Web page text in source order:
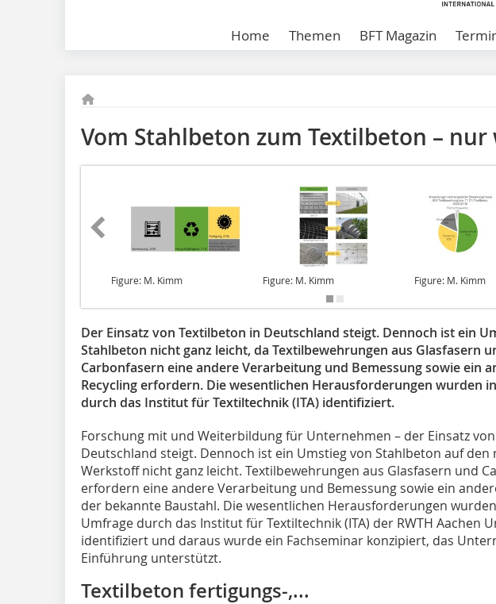
Home Themen BFT Magazin
Vom Stahlbeton zum Textilbeton – nur
Figure: M. Kimm Figure: M. Kimm Figure: M. Kimm
Der Einsatz von Textilbeton in Deutschland steigt. Dennoch ist ein
Stahlbeton nicht ganz leicht, da Textilbewehrungen aus Glasfasern
Carbonfasern eine andere Verarbeitung und Bemessung sowie ein
Recycling erfordern. Die wesentlichen Herausforderungen wurden
durch das Institut für Textiltechnik (ITA) identifiziert.
Forschung mit und Weiterbildung für Unternehmen – der Einsatz
Deutschland steigt. Dennoch ist ein Umstieg von Stahlbeton auf den
Werkstoff nicht ganz leicht. Textilbewehrungen aus Glasfasern und
erfordern eine andere Verarbeitung und Bemessung sowie ein
der bekannte Baustahl. Die wesentlichen Herausforderungen
Umfrage durch das Institut für Textiltechnik (ITA) der RWTH Aachen
identifiziert und daraus wurde ein Fachseminar konzipiert, das
Einführung unterstützt.
Textilbeton fertigungs-,...